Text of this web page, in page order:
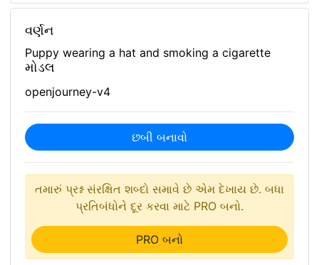
વર્ણન
Puppy wearing a hat and smoking a cigarette
મોડલ
openjourney-v4
છબી બનાવો
તમારું પ્રશ્ન સંરક્ષિત શબ્દો સમાવે છે એમ દેખાય છે. બધા
પ્રતિબંધોને દૂર કરવા માટે PRO બનો.
PRO બનો